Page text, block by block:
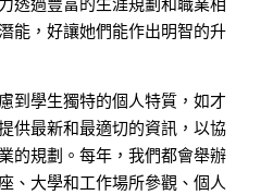
能，好讓她們能作出明智的升
到學生獨特的個人特質，如才
供最新和最適切的資訊，以協
的規劃。每年，我們都會舉辦
、大學和工作場所參觀、個人